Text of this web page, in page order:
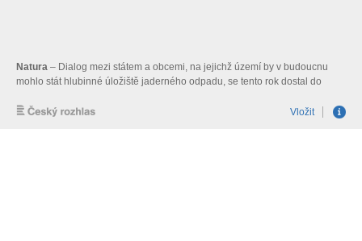
Natura – Dialog mezi státem a obcemi, na jejichž území by v budoucnu
mohlo stát hlubinné úložiště jaderného odpadu, se tento rok dostal do
nebezpečné? Připravil Dalibor Zíta.
Vložit